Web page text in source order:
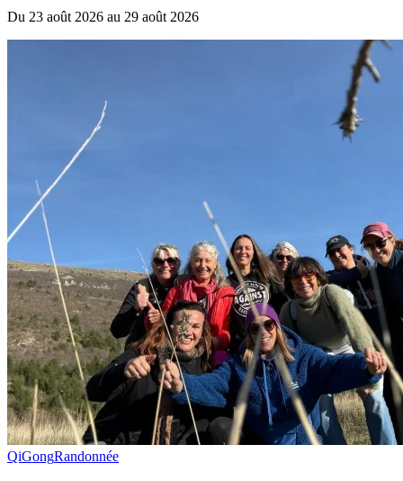
Du 23 août 2026 au 29 août 2026
QiGongRandonnée